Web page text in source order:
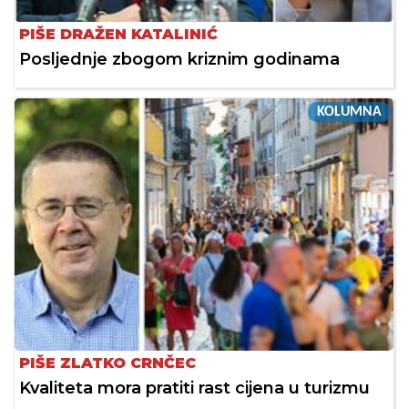
PIŠE DRAŽEN KATALINIĆ
Posljednje zbogom kriznim godinama
KOLUMNA
PIŠE ZLATKO CRNČEC
Kvaliteta mora pratiti rast cijena u turizmu